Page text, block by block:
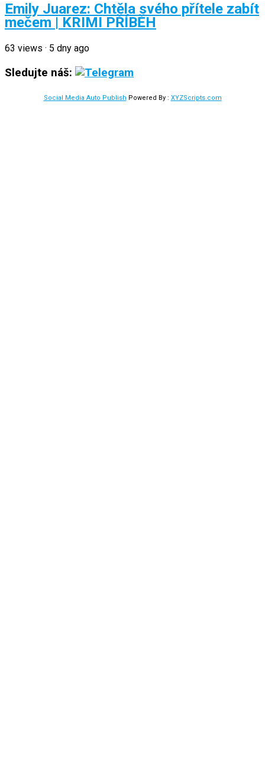
Emily Juarez: Chtěla svého přítele zabít
mečem | KRIMI PŘÍBĚH
63 views · 5 dny ago
Sledujte náš:
Social Media Auto Publish Powered By : XYZScripts.com